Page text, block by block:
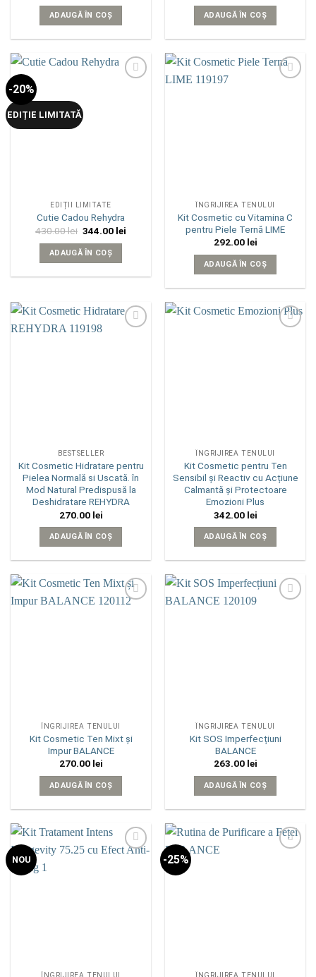
ADAUGĂ ÎN COȘ ADAUGĂ ÎN COȘ
-20%
EDIȚIE LIMITATĂ
EDIȚII LIMITATE
Cutie Cadou Rehydra
430.00lei Prețul
a
fost:
430.00 lei.
344.00 lei
ADAUGĂ ÎN COȘ
ÎNGRIJIREA TENULUI
Kit Cosmetic cu Vitamina C
pentru Piele Ternă LIME
292.00 lei
ADAUGĂ ÎN COȘ
BESTSELLER
Kit Cosmetic Hidratare pentru
Pielea Normală si Uscată. în
Mod Natural Predispusă la
Deshidratare REHYDRA
270.00 lei
ADAUGĂ ÎN COȘ
ÎNGRIJIREA TENULUI
Kit Cosmetic pentru Ten
Sensibil și Reactiv cu Acțiune
Calmantă și Protectoare
Emozioni Plus
342.00 lei
ADAUGĂ ÎN COȘ
ÎNGRIJIREA TENULUI
Kit Cosmetic Ten Mixt și
Impur BALANCE
270.00 lei
ADAUGĂ ÎN COȘ
ÎNGRIJIREA TENULUI
Kit SOS Imperfecțiuni
BALANCE
263.00 lei
ADAUGĂ ÎN COȘ
NOU
ÎNGRIJIREA TENULUI
-25%
ÎNGRIJIREA TENULUI